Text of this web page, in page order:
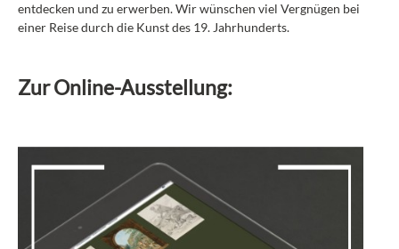
entdecken und zu erwerben. Wir wünschen viel Vergnügen bei
einer Reise durch die Kunst des 19. Jahrhunderts.
Zur Online-Ausstellung: